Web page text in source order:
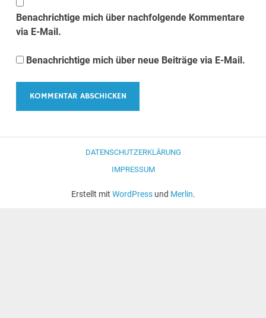
Benachrichtige mich über nachfolgende Kommentare
via E-Mail.
Benachrichtige mich über neue Beiträge via E-Mail.
DATENSCHUTZERKLÄRUNG
IMPRESSUM
Erstellt mit WordPressund Merlin.